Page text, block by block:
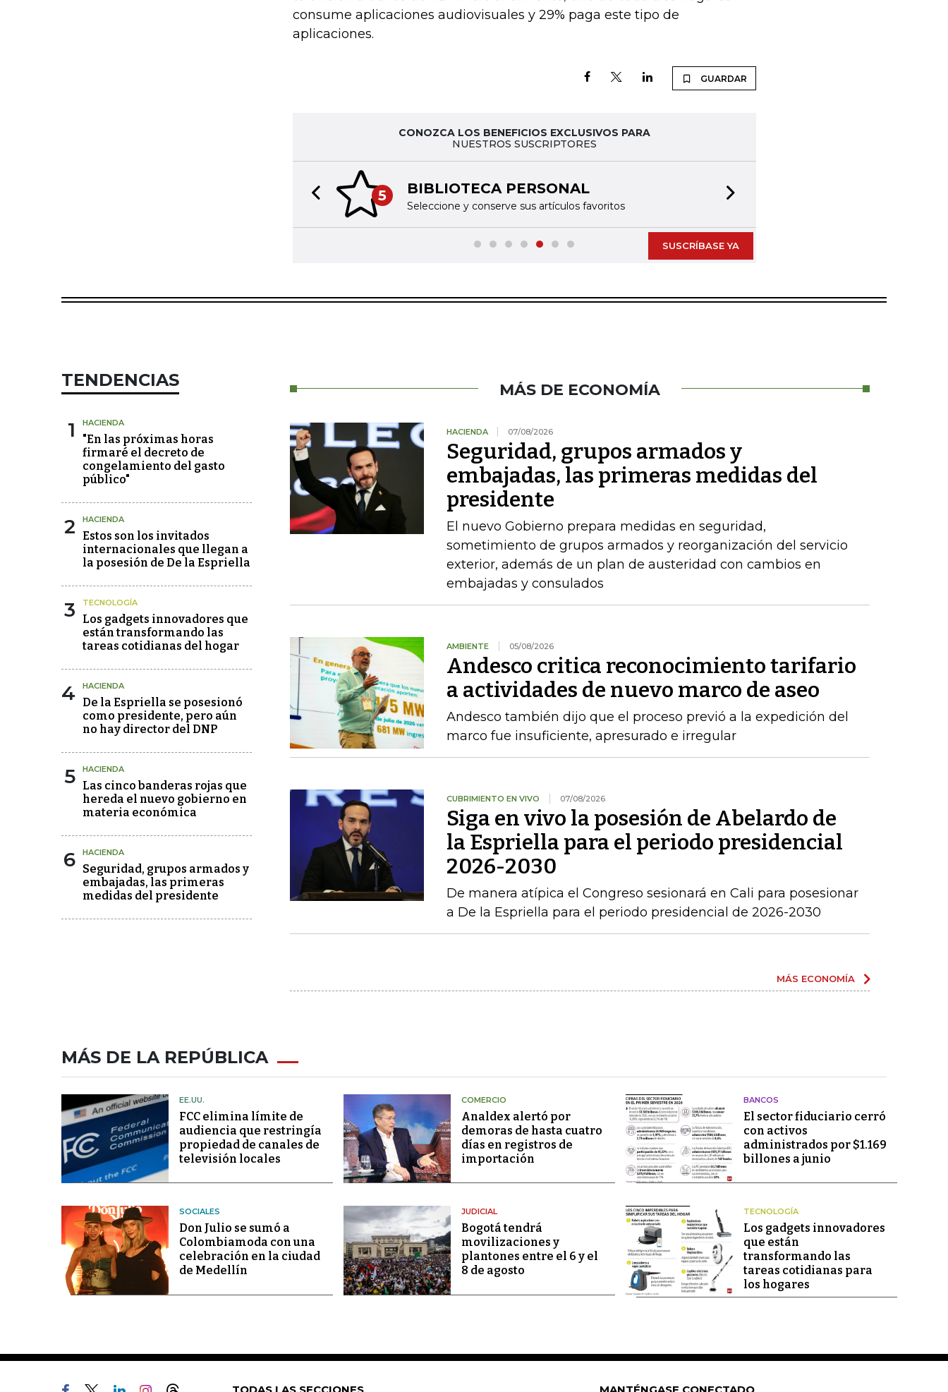
consume aplicaciones audiovisuales y 29% paga este tipo de
aplicaciones.
GUARDAR
CONOZCA LOS BENEFICIOS EXCLUSIVOS PARA
NUESTROS SUSCRIPTORES
5 BIBLIOTECA PERSONAL
Seleccione y conserve sus artículos favoritos
Previous slide
SUSCRÍBASE YA
TENDENCIAS
1 HACIENDA
"En las próximas horas
firmaré el decreto de
congelamiento del gasto
público"
2 HACIENDA
Estos son los invitados
internacionales que llegan a
la posesión de De la Espriella
3 TECNOLOGÍA
Los gadgets innovadores que
están transformando las
tareas cotidianas del hogar
4 HACIENDA
De la Espriella se posesionó
como presidente, pero aún
no hay director del DNP
5 HACIENDA
Las cinco banderas rojas que
hereda el nuevo gobierno en
materia económica
6 HACIENDA
Seguridad, grupos armados y
embajadas, las primeras
medidas del presidente
MÁS DE ECONOMÍA
HACIENDA 07/08/2026
Seguridad, grupos armados y
embajadas, las primeras medidas del
presidente
El nuevo Gobierno prepara medidas en seguridad,
sometimiento de grupos armados y reorganización del servicio
exterior, además de un plan de austeridad con cambios en
embajadas y consulados
AMBIENTE 05/08/2026
Andesco critica reconocimiento tarifario
a actividades de nuevo marco de aseo
Andesco también dijo que el proceso previó a la expedición del
marco fue insuficiente, apresurado e irregular
CUBRIMIENTO EN VIVO 07/08/2026
Siga en vivo la posesión de Abelardo de
la Espriella para el periodo presidencial
2026-2030
De manera atípica el Congreso sesionará en Cali para posesionar
a De la Espriella para el periodo presidencial de 2026-2030
MÁS ECONOMÍA
MÁS DE LA REPÚBLICA
EE.UU.
FCC elimina límite de
audiencia que restringía
propiedad de canales de
televisión locales
COMERCIO
Analdex alertó por
demoras de hasta cuatro
días en registros de
importación
BANCOS
El sector fiduciario cerró
con activos
administrados por $1.169
billones a junio
SOCIALES
Don Julio se sumó a
Colombiamoda con una
celebración en la ciudad
de Medellín
JUDICIAL
Bogotá tendrá
movilizaciones y
plantones entre el 6 y el
8 de agosto
TECNOLOGÍA
Los gadgets innovadores
que están
transformando las
tareas cotidianas para
los hogares